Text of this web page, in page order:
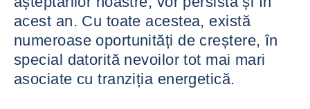
acest an. Cu toate acestea, există
numeroase oportunități de creștere, în
special datorită nevoilor tot mai mari
asociate cu tranziția energetică.